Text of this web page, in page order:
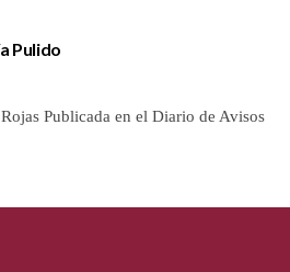
Pulido
Publicada en el Diario de Avisos